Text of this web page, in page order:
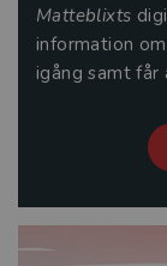
Matteblixts
information
igång samt får